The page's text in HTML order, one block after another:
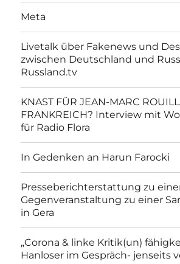
Meta
Livetalk über Fakenews und
zwischen Deutschland und
Russland.tv
KNAST FÜR JEAN-MARC
FRANKREICH? Interview mit
für Radio Flora
In Gedenken an Harun Farocki
Presseberichterstattung zu
Gegenveranstaltung zu einer
in Gera
„Corona & linke Kritik(un)
Hanloser im Gespräch- jenseits